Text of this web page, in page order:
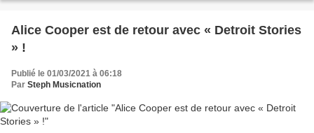
Alice Cooper est de retour avec « Detroit Stories
» !
Publié le 01/03/2021 à 06:18
Par Steph Musicnation